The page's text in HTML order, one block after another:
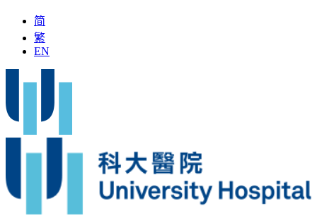
简
繁
EN